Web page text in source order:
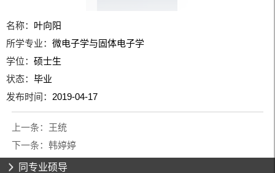
名称： 叶向阳
所学专业：微电子学与固体电子学
学位：硕士生
状态：毕业
发布时间： 2019-04-17
上一条： 王统
下一条： 韩婷婷
同专业硕导